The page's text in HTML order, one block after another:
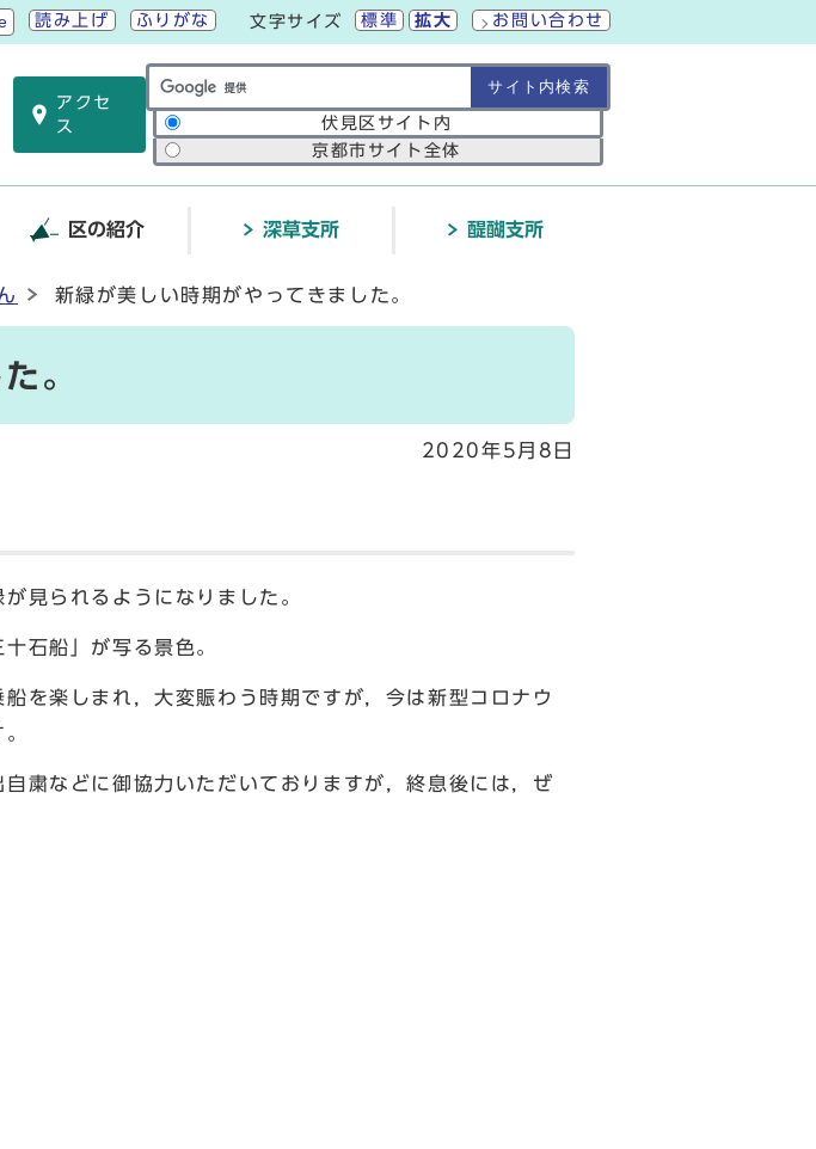
読み上げ ふりがな 文字サイズ 標準 拡大 お問い合わせ
アクセ
ス
サイト内検索の範囲 伏見区サイト内
京都市サイト全体
区の紹介 深草支所 醍醐支所
新緑が美しい時期がやってきました。
。
2020年5月8日
見られるようになりました。
石船」が写る景色。
を楽しまれ，大変賑わう時期ですが，今は新型コロナウ
粛などに御協力いただいておりますが，終息後には，ぜ